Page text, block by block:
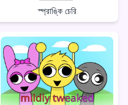
স্প্রাঙ্কি চেরি